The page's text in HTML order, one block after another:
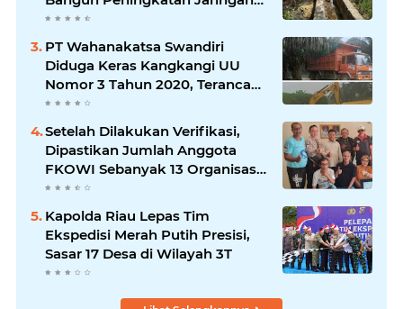
Irigasi untuk Dukung
PT Wahanakatsa Swandiri
Diduga Keras Kangkangi UU
Nomor 3 Tahun 2020, Terancam
Pidana Dan Denda
Setelah Dilakukan Verifikasi,
Dipastikan Jumlah Anggota
FKOWI Sebanyak 13 Organisasi
Wartawan Sekabupaten
Kapolda Riau Lepas Tim
Ekspedisi Merah Putih Presisi,
Sasar 17 Desa di Wilayah 3T